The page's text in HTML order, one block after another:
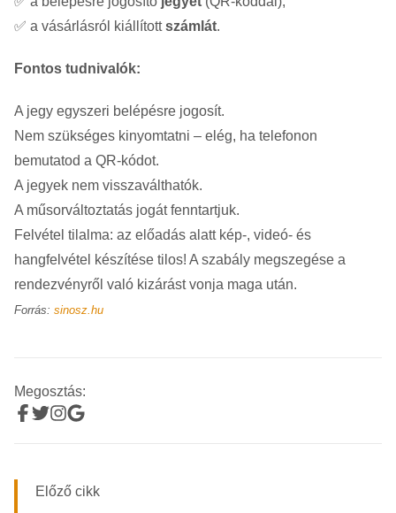
✅ a vásárlásról kiállítottszámlát.
Fontos tudnivalók:
A jegy egyszeri belépésre jogosít.
Nem szükséges kinyomtatni – elég, ha telefonon
bemutatod a QR-kódot.
A jegyek nem visszaválthatók.
A műsorváltoztatás jogát fenntartjuk.
Felvétel tilalma: az előadás alatt kép-, videó- és
hangfelvétel készítése tilos! A szabály megszegése a
rendezvényről való kizárást vonja maga után.
Forrás: sinosz.hu
Megosztás:
Előző cikk